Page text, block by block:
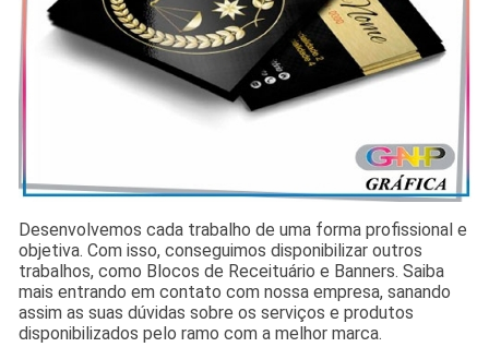
Desenvolvemos cada trabalho de uma forma profissional e
objetiva. Com isso, conseguimos disponibilizar outros
trabalhos, como Blocos de Receituário e Banners. Saiba
mais entrando em contato com nossa empresa, sanando
assim as suas dúvidas sobre os serviços e produtos
disponibilizados pelo ramo com a melhor marca.